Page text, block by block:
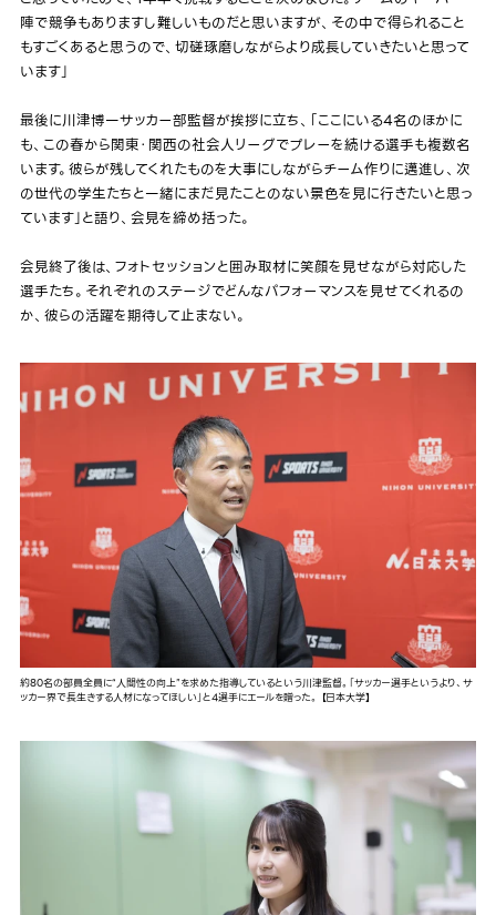
陣で競争もありますし難しいものだと思いますが、その中で得られること
もすごくあると思うので、切磋琢磨しながらより成長していきたいと思って
います」
最後に川津博一サッカー部監督が挨拶に立ち、「ここにいる4名のほかに
も、この春から関東・関西の社会人リーグでプレーを続ける選手も複数名
います。彼らが残してくれたものを大事にしながらチーム作りに邁進し、次
の世代の学生たちと一緒にまだ見たことのない景色を見に行きたいと思っ
ています」と語り、会見を締め括った。
会見終了後は、フォトセッションと囲み取材に笑顔を見せながら対応した
選手たち。それぞれのステージでどんなパフォーマンスを見せてくれるの
か、彼らの活躍を期待して止まない。
約80名の部員全員に“人間性の向上”を求めた指導しているという川津監督。「サッカー選手というより、サ
ッカー界で長生きする人材になってほしい」と4選手にエールを贈った。 【日本大学】